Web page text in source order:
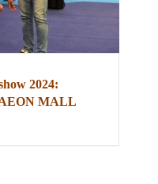
2024:
MALL